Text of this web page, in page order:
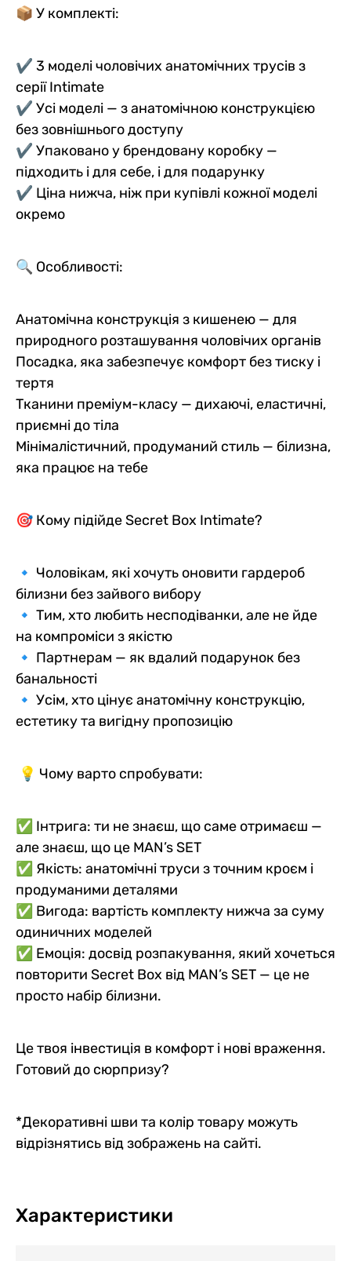
📦 У комплекті:
✔ 3 моделі чоловічих анатомічних трусів з
серії Intimate
✔ Усі моделі — з анатомічною конструкцією
без зовнішнього доступу
✔ Упаковано у брендовану коробку —
підходить і для себе, і для подарунку
✔ Ціна нижча, ніж при купівлі кожної моделі
окремо
🔍 Особливості:
Анатомічна конструкція з кишенею — для
природного розташування чоловічих органів
Посадка, яка забезпечує комфорт без тиску і
тертя
Тканини преміум-класу — дихаючі, еластичні,
приємні до тіла
Мінімалістичний, продуманий стиль — білизна,
яка працює на тебе
🎯 Кому підійде Secret Box Intimate?
🔹 Чоловікам, які хочуть оновити гардероб
білизни без зайвого вибору
🔹 Тим, хто любить несподіванки, але не йде
на компроміси з якістю
🔹 Партнерам — як вдалий подарунок без
банальності
🔹 Усім, хто цінує анатомічну конструкцію,
естетику та вигідну пропозицію
💡 Чому варто спробувати:
✅ Інтрига: ти не знаєш, що саме отримаєш —
але знаєш, що це MAN’s SET
✅ Якість: анатомічні труси з точним кроєм і
продуманими деталями
✅ Вигода: вартість комплекту нижча за суму
одиничних моделей
✅ Емоція: досвід розпакування, який хочеться
повторити Secret Box від MAN’s SET — це не
просто набір білизни.
Це твоя інвестиція в комфорт і нові враження.
Готовий до сюрпризу?
*Декоративні шви та колір товару можуть
відрізнятись від зображень на сайті.
Характеристики